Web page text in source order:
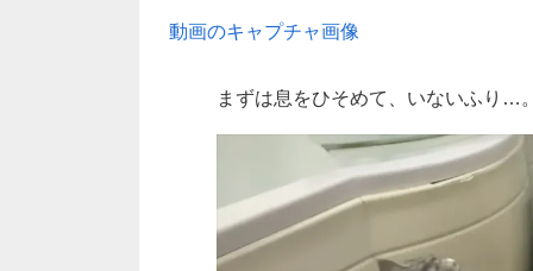
動画のキャプチャ画像
まずは息をひそめて、いないふり…